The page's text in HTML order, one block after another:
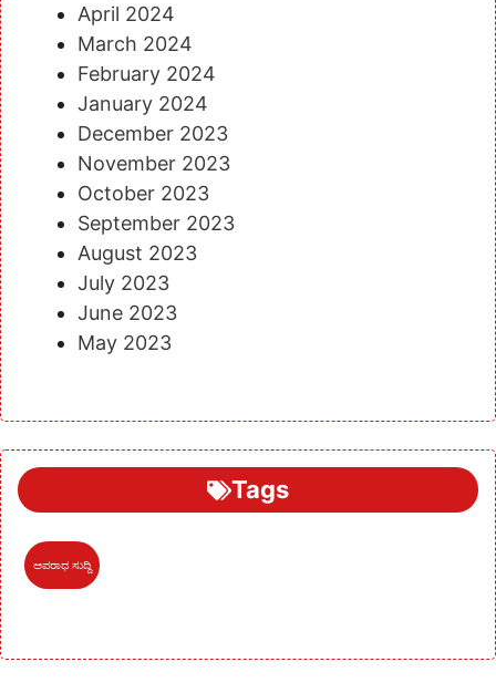
April 2024
March 2024
February 2024
January 2024
December 2023
November 2023
October 2023
September 2023
August 2023
July 2023
June 2023
May 2023
Tags
ಅಪರಾಧ ಸುದ್ದಿ